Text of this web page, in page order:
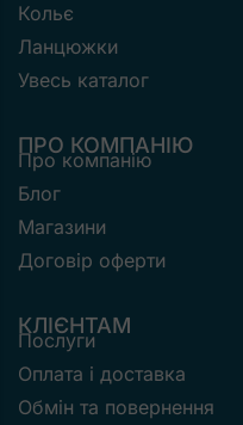
Кольє
Ланцюжки
Увесь каталог
ПРО КОМПАНІЮ
Про компанію
Блог
Магазини
Договір оферти
КЛІЄНТАМ
Послуги
Оплата і доставка
Обмін та повернення